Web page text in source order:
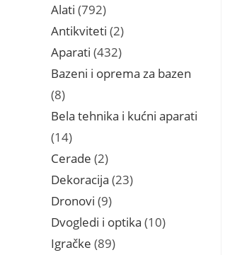
Alati 792792
proizvoda
Antikviteti 22
proizvoda
Aparati 432432
proizvoda
Bazeni i oprema za bazen
88
proizvoda
Bela tehnika i kućni aparati
1414
proizvoda
Cerade 22
proizvoda
Dekoracija 2323
Dronovi 99
proizvoda
Dvogledi i optika 1010
Igračke 8989